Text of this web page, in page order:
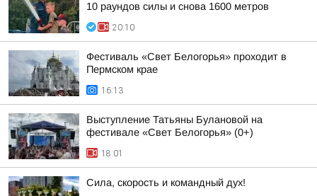
10 раундов силы и снова 1600 метров
20:10
Фестиваль «Свет Белогорья» проходит в
Пермском крае
16:13
Выступление Татьяны Булановой на
фестивале «Свет Белогорья» (0+)
18:01
Сила, скорость и командный дух!